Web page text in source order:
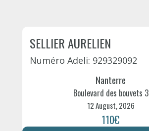
SELLIER AURELIEN
Numéro Adeli: 929329092
Nanterre
Boulevard des bouvets 3
12 August, 2026
110€